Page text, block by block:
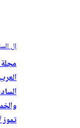
ال
تموز /